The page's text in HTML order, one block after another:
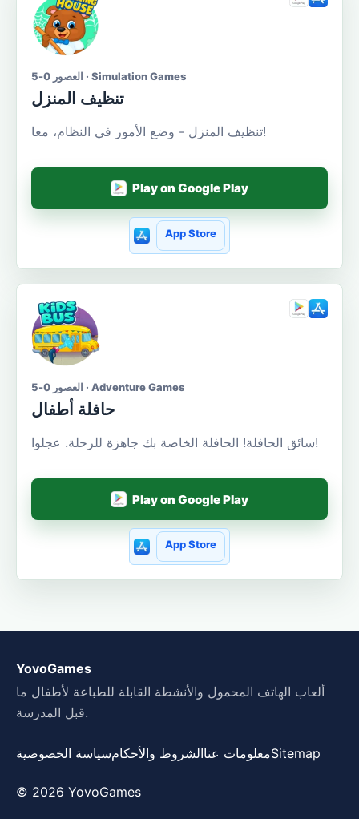
العصور 0-5 · Simulation Games
تنظيف المنزل
تنظيف المنزل - وضع الأمور في النظام، معا!
Play on Google Play
App Store
العصور 0-5 · Adventure Games
حافلة أطفال
سائق الحافلة! الحافلة الخاصة بك جاهزة للرحلة. عجلوا!
Play on Google Play
App Store
YovoGames
ألعاب الهاتف المحمول والأنشطة القابلة للطباعة لأطفال ما
قبل المدرسة.
سياسة الخصوصيةالشروط والأحكاممعلومات عناSitemap
© 2026 YovoGames